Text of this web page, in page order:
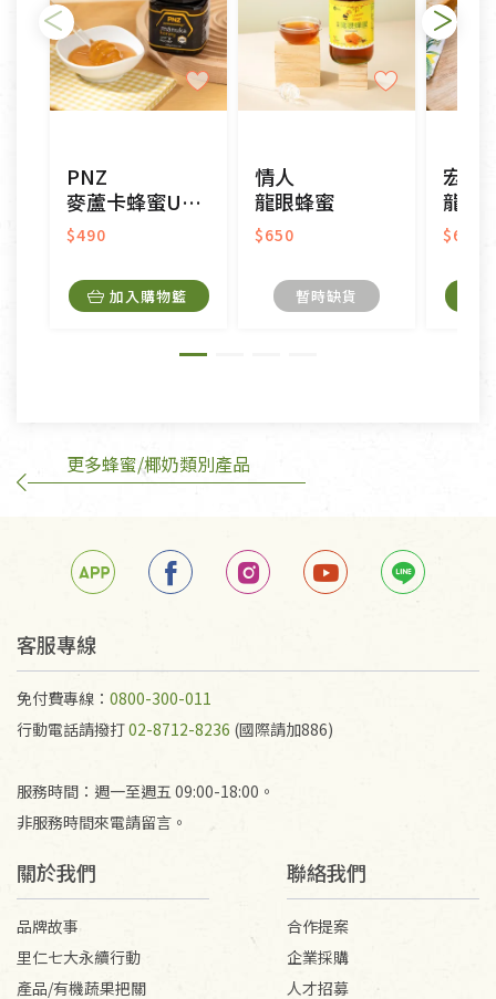
不適用七天鑑賞期商品：
以數位或電磁紀錄形式儲存之商品、易於變質或損壞
接受原片換新。
衣飾鞋類-如T恤，如於送達後水洗或污損者。
美容保養用品、內衣褲、襪子、口罩等私人消耗性產
內衣褲、襪子、口罩個人衛生用品除商品本身有瑕疵
外,依據《通訊交易解除權合理例外情事適用準
訂購手抄稿退貨需知：
若未保持原包裝方式或未使用原箱退回，導致書籍有
任何折損、磨損、污損或凹角，將不接受退貨，也不
不接受退貨之手抄稿，為敬重法寶故，里仁網購無法
代為結緣處理等。 若需將手抄稿寄還給消費者，因而
產生的運費100元/箱將由消費者負擔。
PNZ
麥蘆卡蜂蜜UMF5+
$490
加入購物籃
情人
龍眼蜂蜜
$650
暫時缺貨
宏基
龍眼
$650
更多蜂蜜/椰奶類別產品
客服專線
免付費專線： 0800-300-011
行動電話請撥打02-8712-8236 (國際請加886)
服務時間：週一至週五 09:00-18:00。
非服務時間來電請留言。
關於我們
品牌故事
里仁七大永續行動
產品/有機蔬果把關
聯絡我們
合作提案
企業採購
人才招募